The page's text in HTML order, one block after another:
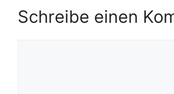
Schreibe einen